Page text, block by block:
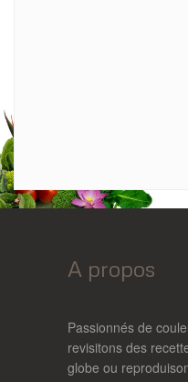
A propos
Passionnés de
revisitons des
globe ou